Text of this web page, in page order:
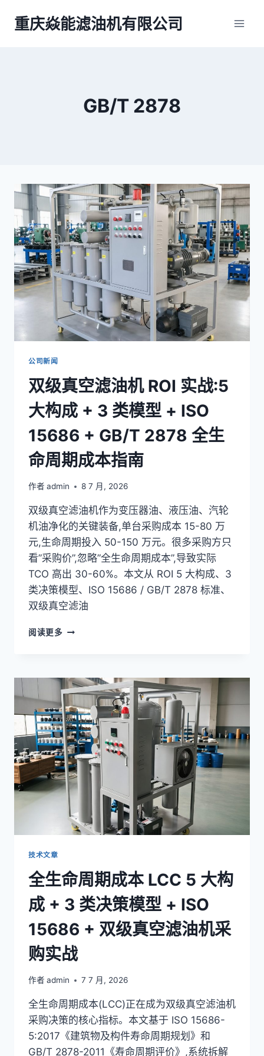
重庆焱能滤油机有限公司
GB/T 2878
公司新闻
双级真空滤油机 ROI 实战:5
大构成 + 3 类模型 + ISO
15686 + GB/T 2878 全生
命周期成本指南
作者 admin 8 7 月, 2026
双级真空滤油机作为变压器油、液压油、汽轮
机油净化的关键装备,单台采购成本 15-80 万
元,生命周期投入 50-150 万元。很多采购方只
看”采购价”,忽略”全生命周期成本”,导致实际
TCO 高出 30-60%。本文从 ROI 5 大构成、3
类决策模型、ISO 15686 / GB/T 2878 标准、
双级真空滤油
阅读更多
滤
油
机
ROI
实
战:5
大
构
成
+
类
15686
+
GB/T
2878
全
生
命
周
期
本
指
南
技术文章
全生命周期成本 LCC 5 大构
成 + 3 类决策模型 + ISO
15686 + 双级真空滤油机采
购实战
作者 admin 7 7 月, 2026
全生命周期成本(LCC)正在成为双级真空滤油机
采购决策的核心指标。本文基于 ISO 15686-
5:2017《建筑物及构件寿命周期规划》和
GB/T 2878-2011《寿命周期评价》,系统拆解